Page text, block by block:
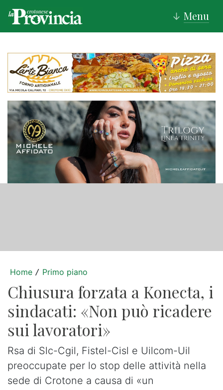
↓ Menu
Home / Primo piano
Chiusura forzata a Konecta, i
sindacati: «Non può ricadere
sui lavoratori»
Rsa di Slc-Cgil, Fistel-Cisl e Uilcom-Uil
preoccupate per lo stop delle attività nella
sede di Crotone a causa di «un